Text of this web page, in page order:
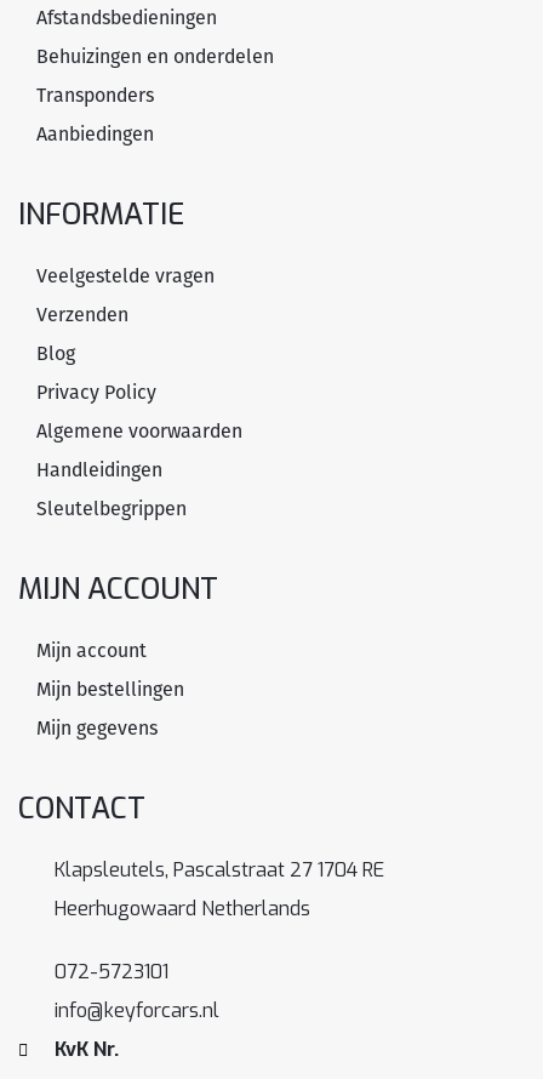
Afstandsbedieningen
Behuizingen en onderdelen
Transponders
Aanbiedingen
INFORMATIE
Veelgestelde vragen
Verzenden
Blog
Privacy Policy
Algemene voorwaarden
Handleidingen
Sleutelbegrippen
MIJN ACCOUNT
Mijn account
Mijn bestellingen
Mijn gegevens
CONTACT
Klapsleutels, Pascalstraat 27 1704 RE
Heerhugowaard Netherlands
072-5723101
info@keyforcars.nl
KvK Nr.